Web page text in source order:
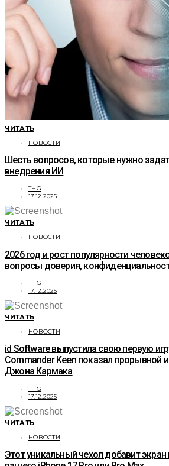
ЧИТАТЬ
НОВОСТИ
Шесть вопросов, которые нужно
внедрения ИИ
THG
17.12.2025
ЧИТАТЬ
НОВОСТИ
2026 год и рост популярности
вопросы доверия,
THG
17.12.2025
ЧИТАТЬ
НОВОСТИ
id Software выпустила свою первую
Commander Keen показал прорывной
Джона Кармака
THG
17.12.2025
ЧИТАТЬ
НОВОСТИ
Этот уникальный чехол добавит